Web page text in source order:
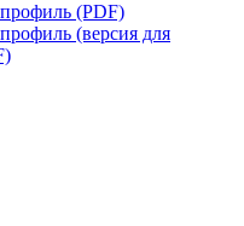
(PDF)
(версия для